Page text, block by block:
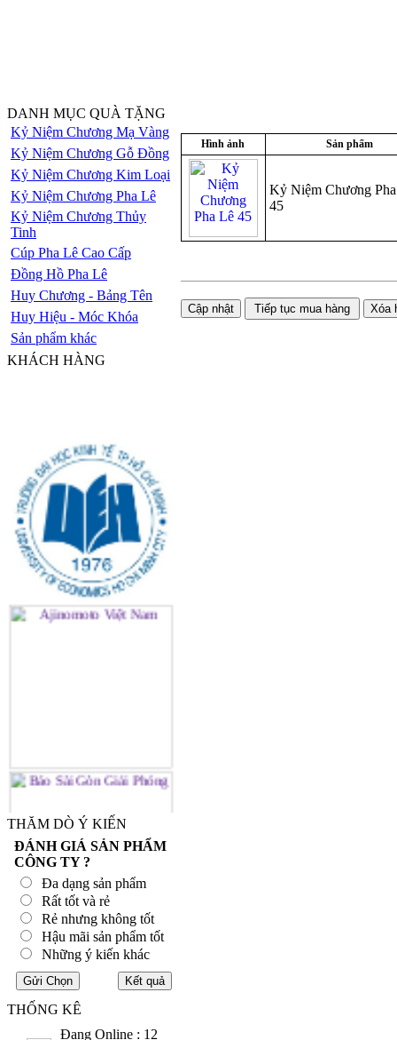
DANH MỤC QUÀ TẶNG
Kỷ Niệm Chương Mạ Vàng
Kỷ Niệm Chương Gỗ Đồng
Kỷ Niệm Chương Kim Loại
Kỷ Niệm Chương Pha Lê
Kỷ Niệm Chương Thủy
Tinh
Cúp Pha Lê Cao Cấp
Đồng Hồ Pha Lê
Huy Chương - Bảng Tên
Huy Hiệu - Móc Khóa
Sản phẩm khác
KHÁCH HÀNG
THĂM DÒ Ý KIẾN
ĐÁNH GIÁ SẢN PHẨM
CÔNG TY ?
Đa dạng sản phẩm
Rất tốt và rẻ
Rẻ nhưng không tốt
Hậu mãi sản phẩm tốt
Những ý kiến khác
THỐNG KÊ
Đang Online : 12
Hình ảnh Sản phẩm
Kỷ Niệm Chương
45